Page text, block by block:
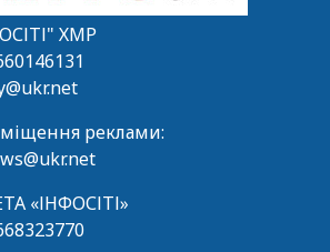
ХМР
реклами:
«ІНФОСІТІ»